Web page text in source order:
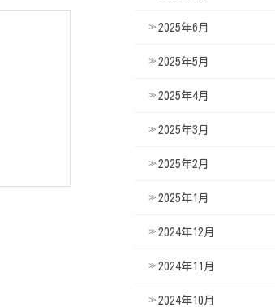
2025年6月
2025年5月
2025年4月
2025年3月
2025年2月
2025年1月
2024年12月
2024年11月
2024年10月